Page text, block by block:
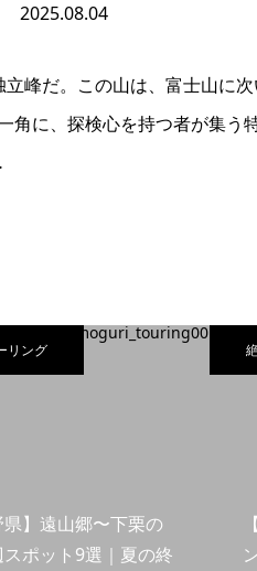
2025.08.04
峰だ。この山は、富士山に
に、探検心を持つ者が集う
リング
県】遠山郷〜下栗の
スポット9選｜夏の終